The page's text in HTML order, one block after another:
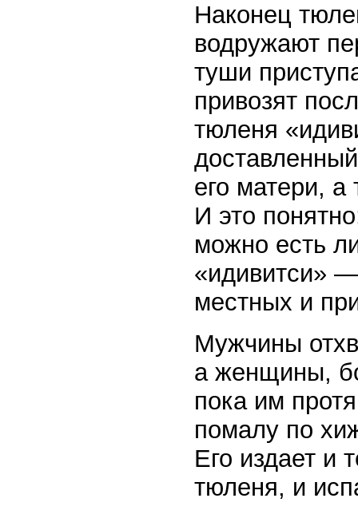
Наконец
водружают
туши
привозят
тюленя
его матери, а
И это
можно есть
«идивитси»
местных и
Мужчины
а женщины,
пока им
помалу по
Его издает и
тюленя, и